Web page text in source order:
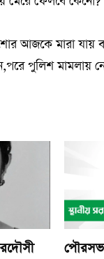
আজকে মারা
পুলিশ মামলায়